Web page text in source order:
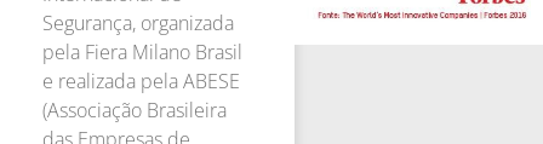
Segurança, organizada
pela Fiera Milano Brasil
e realizada pela ABESE
(Associação Brasileira